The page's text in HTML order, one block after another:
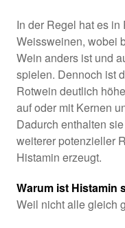
In der Regel hat es
Weissweinen, wobei
Wein anders ist und
spielen. Dennoch ist
Rotwein deutlich
auf oder mit Kernen
Dadurch enthalten
weiterer potenzieller
Histamin erzeugt.
Warum ist Histamin
Weil nicht alle gleich